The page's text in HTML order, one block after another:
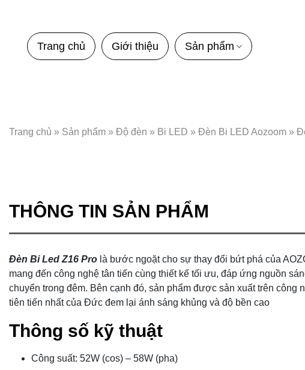
Trang chủ Giới thiệu Sản phẩm
Trang chủ » Sản phẩm » Độ đèn » Bi LED » Đèn Bi LED Aozoom »
THÔNG TIN SẢN PHẨM
Đèn Bi Led Z16 Pro là bước ngoặt cho sự thay đổi bứt phá của
mang đến công nghệ tân tiến cùng thiết kế tối ưu, đáp ứng nguồn
chuyển trong đêm. Bên cạnh đó, sản phẩm được sản xuất trên công
tiên tiến nhất của Đức đem lại ánh sáng khủng và độ bền cao
Thông số kỹ thuật
Công suất: 52W (cos) – 58W (pha)